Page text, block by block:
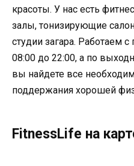
красоты. У нас есть
залы, тонизирующие
студии загара. Работаем
08:00 до 22:00, а по
вы найдете все
поддержания хорошей
FitnessLife на